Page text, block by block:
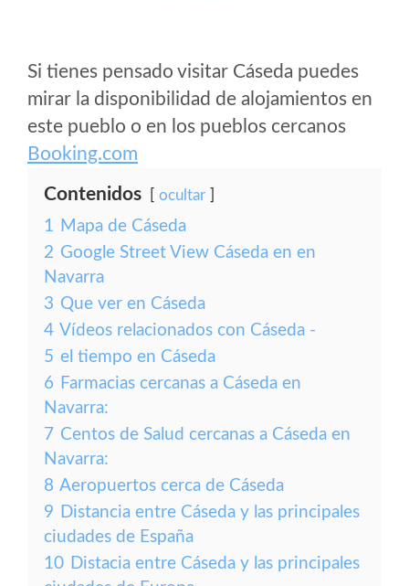
Si tienes pensado visitar Cáseda puedes
mirar la disponibilidad de alojamientos en
este pueblo o en los pueblos cercanos
Booking.com
Contenidos ocultar
1 Mapa de Cáseda
2 Google Street View Cáseda en en
Navarra
3 Que ver en Cáseda
4 Vídeos relacionados con Cáseda -
5 el tiempo en Cáseda
6 Farmacias cercanas a Cáseda en
Navarra:
7 Centos de Salud cercanas a Cáseda en
Navarra:
8 Aeropuertos cerca de Cáseda
9 Distancia entre Cáseda y las principales
ciudades de España
10 Distacia entre Cáseda y las principales